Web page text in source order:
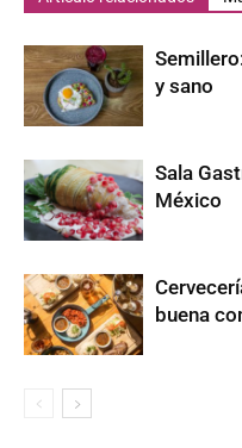
y sano
Sala
México
buena